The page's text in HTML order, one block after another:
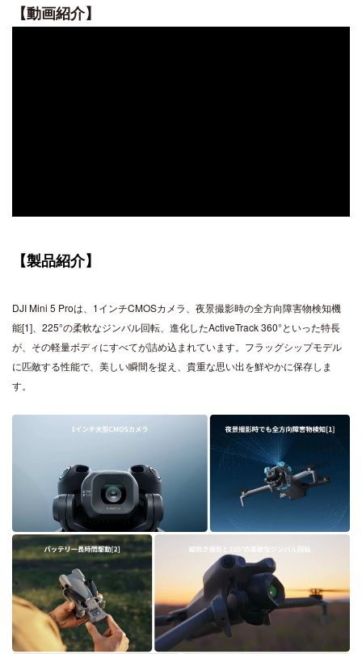
【動画紹介】
【製品紹介】
DJI Mini 5 Proは、1インチCMOSカメラ、夜景撮影時の全方向障害物検知機
能[1]、225°の柔軟なジンバル回転、進化したActiveTrack 360°といった特長
が、その軽量ボディにすべてが詰め込まれています。フラッグシップモデル
に匹敵する性能で、美しい瞬間を捉え、貴重な思い出を鮮やかに保存しま
す。